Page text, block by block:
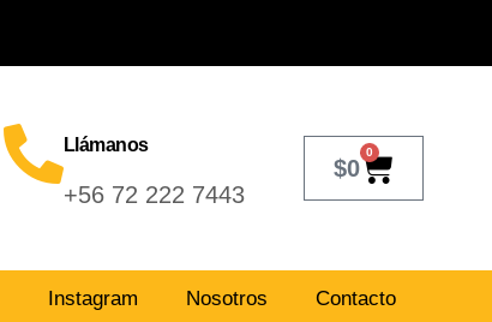
Llámanos
+56 72 222 7443
$0
0
Instagram Nosotros Contacto